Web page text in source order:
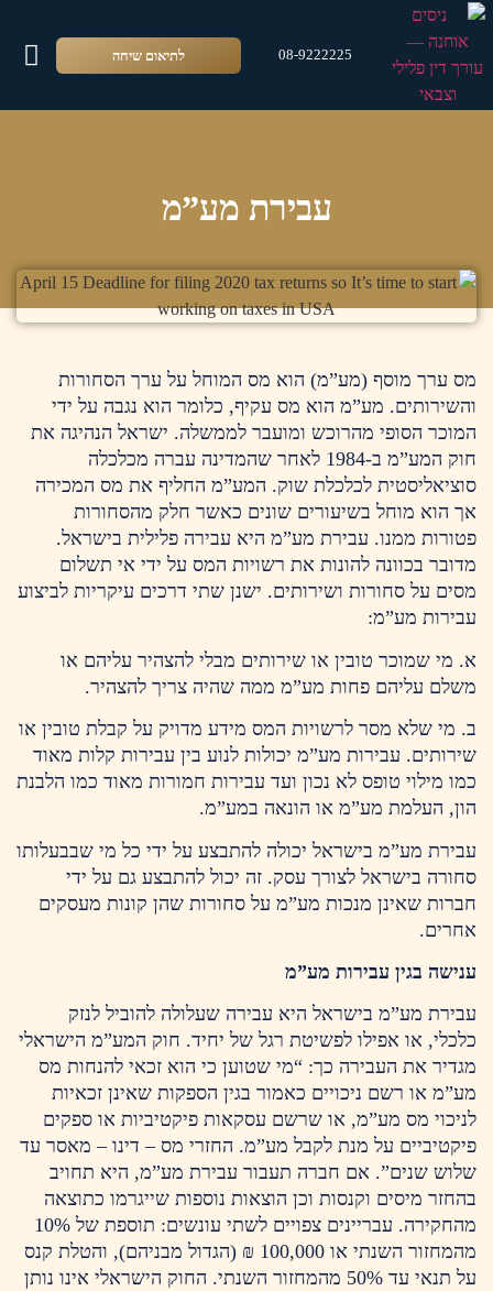
08-9222225 לתיאום שיחה
עבירת מע”מ
מס ערך מוסף (מע”מ) הוא מס המוחל על ערך הסחורות
והשירותים. מע”מ הוא מס עקיף, כלומר הוא נגבה על ידי
המוכר הסופי מהרוכש ומועבר לממשלה. ישראל הנהיגה את
חוק המע”מ ב-1984 לאחר שהמדינה עברה מכלכלה
סוציאליסטית לכלכלת שוק. המע”מ החליף את מס המכירה
אך הוא מוחל בשיעורים שונים כאשר חלק מהסחורות
פטורות ממנו. עבירת מע”מ היא עבירה פלילית בישראל.
מדובר בכוונה להונות את רשויות המס על ידי אי תשלום
מסים על סחורות ושירותים. ישנן שתי דרכים עיקריות לביצוע
עבירות מע”מ:
א. מי שמוכר טובין או שירותים מבלי להצהיר עליהם או
משלם עליהם פחות מע”מ ממה שהיה צריך להצהיר.
ב. מי שלא מסר לרשויות המס מידע מדויק על קבלת טובין או
שירותים. עבירות מע”מ יכולות לנוע בין עבירות קלות מאוד
כמו מילוי טופס לא נכון ועד עבירות חמורות מאוד כמו הלבנת
הון, העלמת מע”מ או הונאה במע”מ.
עבירת מע”מ בישראל יכולה להתבצע על ידי כל מי שבבעלותו
סחורה בישראל לצורך עסק. זה יכול להתבצע גם על ידי
חברות שאינן מנכות מע”מ על סחורות שהן קונות מעסקים
אחרים.
ענישה בגין עבירות מע”מ
עבירת מע”מ בישראל היא עבירה שעלולה להוביל לנזק
כלכלי, או אפילו לפשיטת רגל של יחיד. חוק המע”מ הישראלי
מגדיר את העבירה כך: “מי שטוען כי הוא זכאי להנחות מס
מע”מ או רשם ניכויים כאמור בגין הספקות שאינן זכאיות
לניכוי מס מע”מ, או שרשם עסקאות פיקטיביות או ספקים
פיקטיביים על מנת לקבל מע”מ. החזרי מס – דינו – מאסר עד
שלוש שנים”. אם חברה תעבור עבירת מע”מ, היא תחויב
בהחזר מיסים וקנסות וכן הוצאות נוספות שייגרמו כתוצאה
מהחקירה. עבריינים צפויים לשתי עונשים: תוספת של 10%
מהמחזור השנתי או 100,000 ₪ (הגדול מבניהם), והטלת קנס
על תנאי עד 50% מהמחזור השנתי. החוק הישראלי אינו נותן